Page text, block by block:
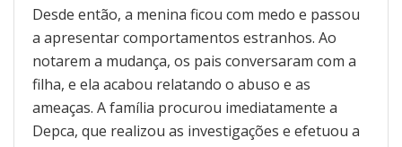
Desde então, a menina ficou com medo e passou
a apresentar comportamentos estranhos. Ao
notarem a mudança, os pais conversaram com a
filha, e ela acabou relatando o abuso e as
ameaças. A família procurou imediatamente a
Depca, que realizou as investigações e efetuou a